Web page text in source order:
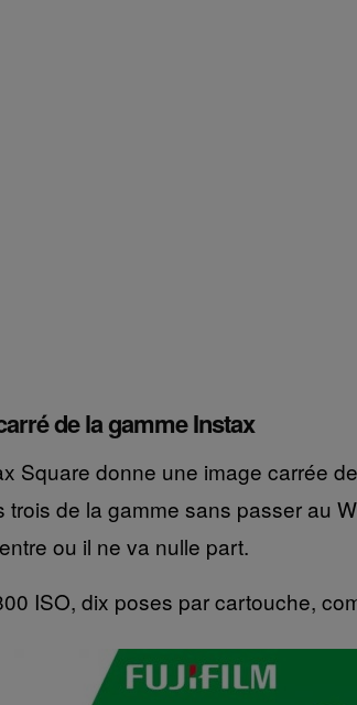
de la gamme Instax
Square donne une image carrée
trois de la gamme sans passer au
ou il ne va nulle part.
ISO, dix poses par cartouche,